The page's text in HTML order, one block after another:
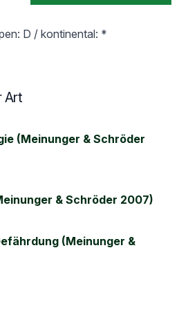
D / kontinental: *
Art
(Meinunger & Schröder
& Schröder 2007)
(Meinunger &